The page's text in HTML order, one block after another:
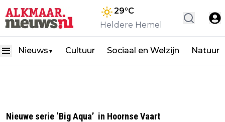
29°C
Heldere Hemel
Nieuws ▼ Cultuur Sociaal en Welzijn Natuur
Nieuwe serie ‘Big Aqua’ in Hoornse Vaart